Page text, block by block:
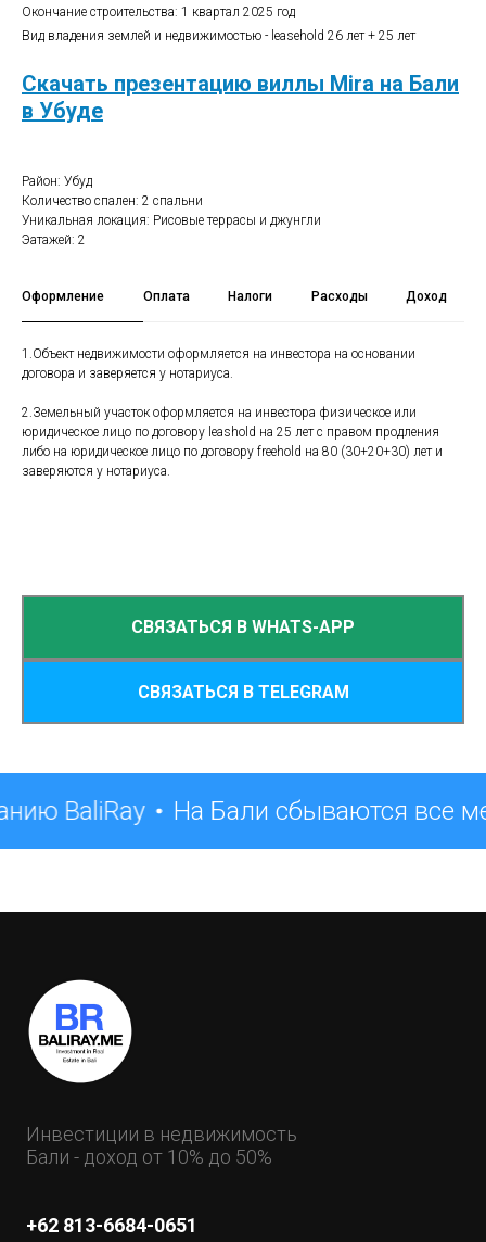
Окончание строительства: 1 квартал 2025 год
Вид владения землей и недвижимостью - leasehold 26 лет + 25 лет
Скачать презентацию виллы Mira на Бали
в Убуде
Район: Убуд
Количество спален: 2 спальни
Уникальная локация: Рисовые террасы и джунгли
Эатажей: 2
Оформление Оплата Налоги Расходы Доход
1.Объект недвижимости оформляется на инвестора на основании
договора и заверяется у нотариуса.
2.Земельный участок оформляется на инвестора физическое или
юридическое лицо по договору leashold на 25 лет с правом продления
либо на юридическое лицо по договору freehold на 80 (30+20+30) лет и
заверяются у нотариуса.
СВЯЗАТЬСЯ В WHATS-APP
СВЯЗАТЬСЯ В TELEGRAM
BaliRay На Бали сбываются все
Инвестиции в недвижимость
Бали - доход от 10% до 50%
+62 813-6684-0651